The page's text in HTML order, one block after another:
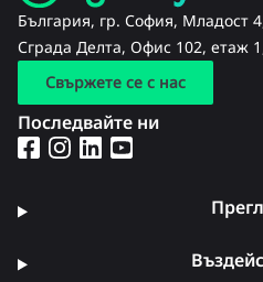
България, гр. София, Младост
Сграда Делта, Офис 102, етаж
Свържете се с нас
Последвайте ни